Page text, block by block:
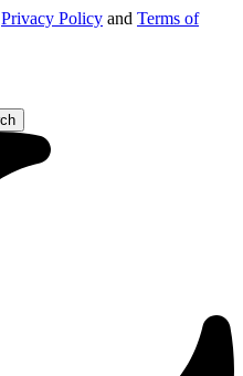
Privacy Policy and Terms of